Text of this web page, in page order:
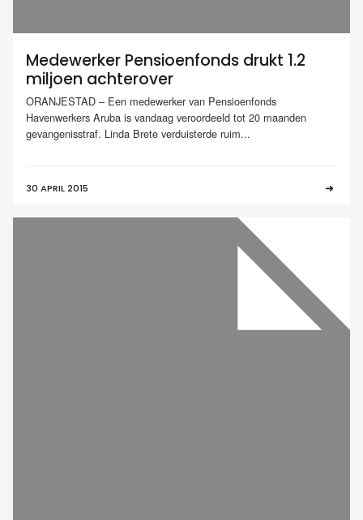
Medewerker Pensioenfonds drukt 1.2
miljoen achterover
ORANJESTAD – Een medewerker van Pensioenfonds
Havenwerkers Aruba is vandaag veroordeeld tot 20 maanden
gevangenisstraf. Linda Brete verduisterde ruim...
30 APRIL 2015